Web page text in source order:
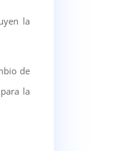
la
de
la